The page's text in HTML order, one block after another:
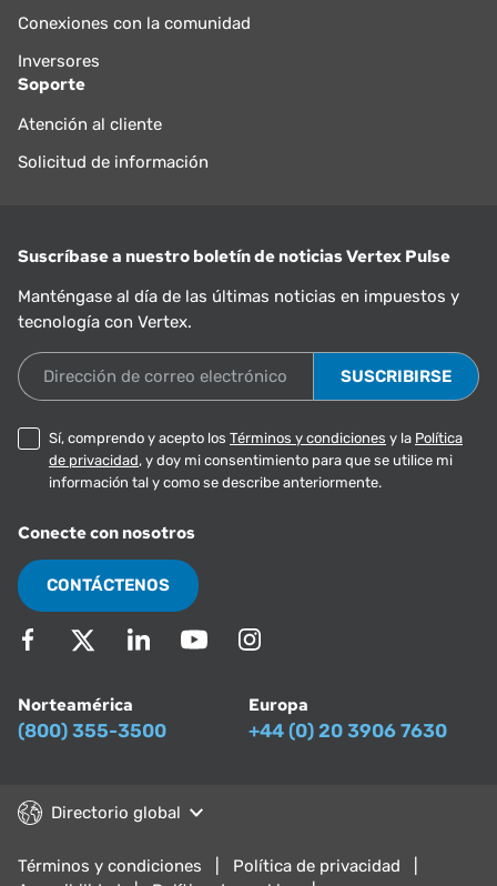
Conexiones con la comunidad
Inversores
Soporte
Atención al cliente
Solicitud de información
Suscríbase a nuestro boletín de noticias Vertex Pulse
Manténgase al día de las últimas noticias en impuestos y
tecnología con Vertex.
Dirección de correo electrónico
Sí, comprendo y acepto los Términos y condiciones y la Política
de privacidad, y doy mi consentimiento para que se utilice mi
información tal y como se describe anteriormente.
Conecte con nosotros
CONTÁCTENOS
Norteamérica
(800) 355-3500
Europa
+44 (0) 20 3906 7630
Directorio global
Términos y condiciones
Política de privacidad